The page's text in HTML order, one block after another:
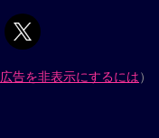
広告を非表示にするには）